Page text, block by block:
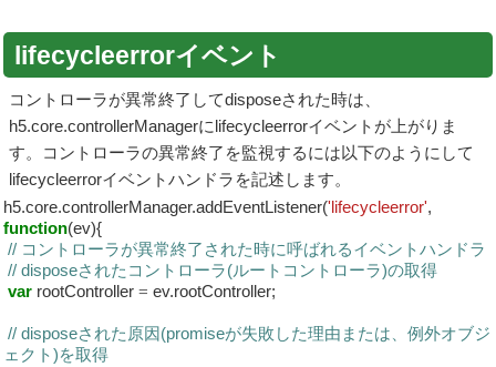
lifecycleerrorイベント
コントローラが異常終了してdisposeされた時は、
h5.core.controllerManagerにlifecycleerrorイベントが上がりま
す。コントローラの異常終了を監視するには以下のようにして
lifecycleerrorイベントハンドラを記述します。
h5.core.controllerManager.addEventListener('lifecycleerror',
function(ev){
// コントローラが異常終了された時に呼ばれるイベントハンドラ
// disposeされたコントローラ(ルートコントローラ)の取得
var rootController = ev.rootController;
// disposeされた原因(promiseが失敗した理由または、例外オブジ
ェクト)を取得